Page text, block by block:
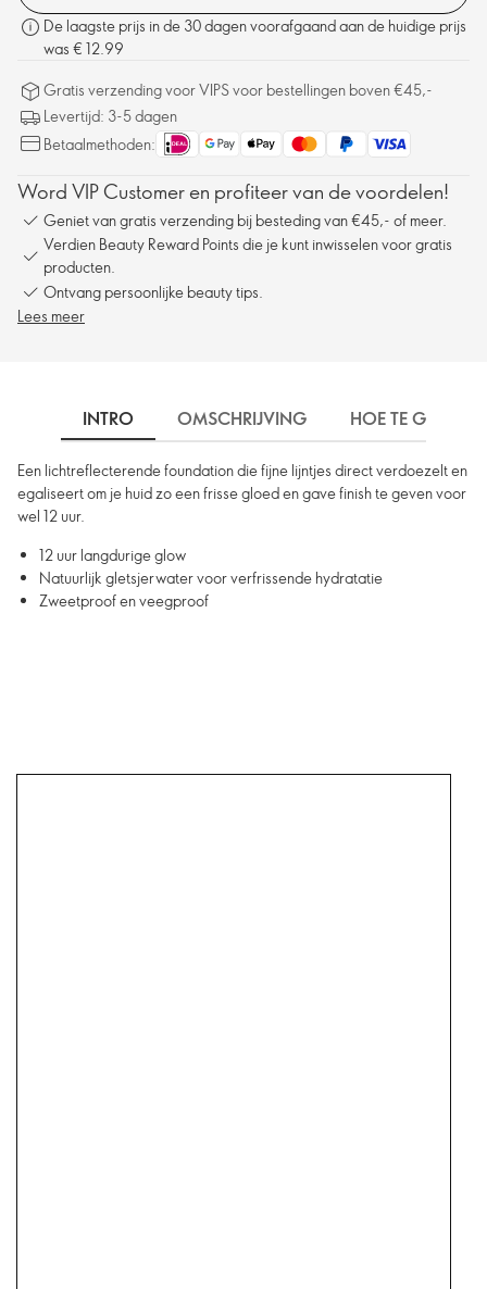
De laagste prijs in de 30 dagen voorafgaand aan de huidige prijs
was € 12.99
Gratis verzending voor VIPS voor bestellingen boven €45,-
Levertijd: 3-5 dagen
Betaalmethoden:
Word VIP Customer en profiteer van de voordelen!
Geniet van gratis verzending bij besteding van €45,- of meer.
Verdien Beauty Reward Points die je kunt inwisselen voor gratis
producten.
Ontvang persoonlijke beauty tips.
Lees meer
INTRO OMSCHRIJVING HOE TE
Een lichtreflecterende foundation die fijne lijntjes direct verdoezelt en
egaliseert om je huid zo een frisse gloed en gave finish te geven voor
wel 12 uur.
12 uur langdurige glow
Natuurlijk gletsjerwater voor verfrissende hydratatie
Zweetproof en veegproof